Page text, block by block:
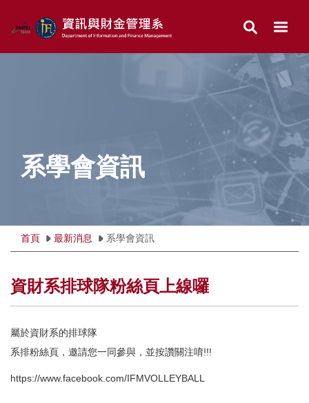
到
要
系學會資訊
首頁 最新消息 系學會資訊
資財系排球隊粉絲頁上線囉
屬於資財系的排球隊
系排粉絲頁，邀請您一同參與，並按讚關注唷!!!
https://www.facebook.com/IFMVOLLEYBALL